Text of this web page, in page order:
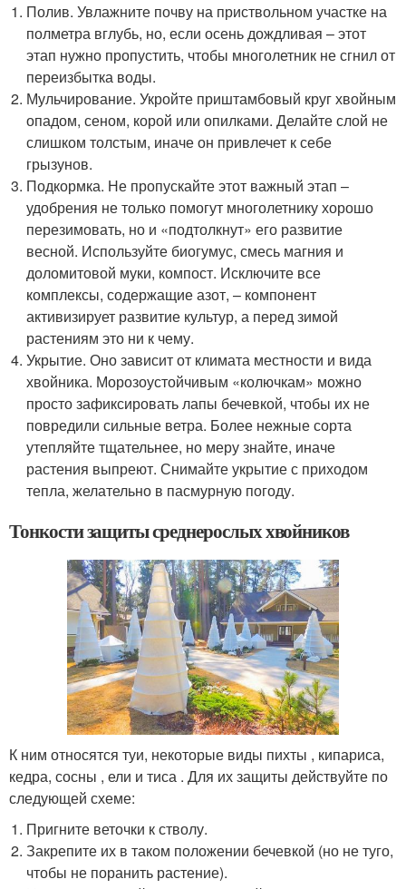
Полив. Увлажните почву на приствольном участке на
полметра вглубь, но, если осень дождливая – этот
этап нужно пропустить, чтобы многолетник не сгнил от
переизбытка воды.
Мульчирование. Укройте приштамбовый круг хвойным
опадом, сеном, корой или опилками. Делайте слой не
слишком толстым, иначе он привлечет к себе
грызунов.
Подкормка. Не пропускайте этот важный этап –
удобрения не только помогут многолетнику хорошо
перезимовать, но и «подтолкнут» его развитие
весной. Используйте биогумус, смесь магния и
доломитовой муки, компост. Исключите все
комплексы, содержащие азот, – компонент
активизирует развитие культур, а перед зимой
растениям это ни к чему.
Укрытие. Оно зависит от климата местности и вида
хвойника. Морозоустойчивым «колючкам» можно
просто зафиксировать лапы бечевкой, чтобы их не
повредили сильные ветра. Более нежные сорта
утепляйте тщательнее, но меру знайте, иначе
растения выпреют. Снимайте укрытие с приходом
тепла, желательно в пасмурную погоду.
Тонкости защиты среднерослых хвойников
К ним относятся туи, некоторые виды пихты , кипариса,
кедра, сосны , ели и тиса . Для их защиты действуйте по
следующей схеме:
Пригните веточки к стволу.
Закрепите их в таком положении бечевкой (но не туго,
чтобы не поранить растение).